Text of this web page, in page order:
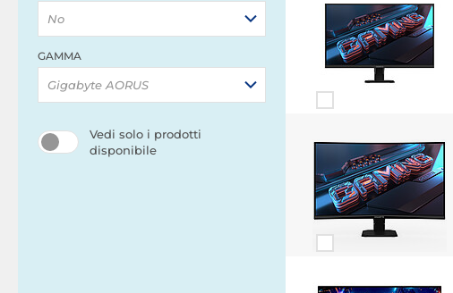
No
GAMMA
Gigabyte AORUS
Vedi solo i prodotti
disponibile